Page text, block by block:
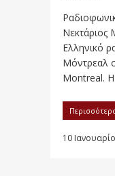
Νεκτάριος
Ελληνικό
Μόντρεαλ
Montreal. Η
10